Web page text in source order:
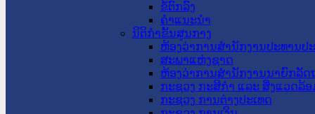
ຂໍ້ຕົກລົງ
ຄໍາແນະນໍາ
ນິຕິກໍາຂັ້ນສູນກາງ
ຫ້ອງວ່າການສໍານັກງານປະທານປ
ສະພາແຫ່ງຊາດ
ຫ້ອງວ່າການສຳນັກງານນາຍົກລັດ
ກະຊວງ ກະສິກຳ ແລະ ສິ່ງແວດລ້ອ
ກະຊວງ ການຕ່າງປະເທດ